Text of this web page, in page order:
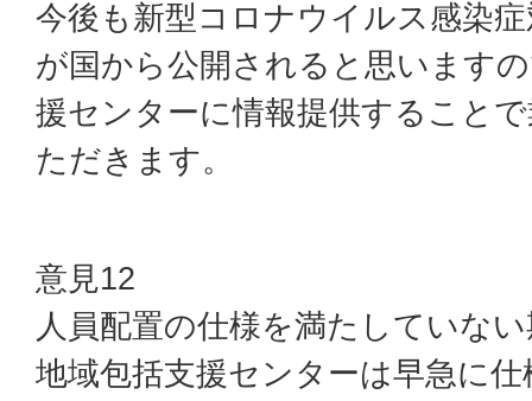
今後も新型コロナウイルス感染
が国から公開されると思います
援センターに情報提供すること
ただきます。
意見12
人員配置の仕様を満たしていな
地域包括支援センターは早急に